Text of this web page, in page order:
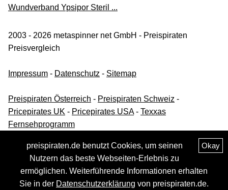
(Werbung, bezahlter Link)
Es-Kompressen steril 7,5x7,5 cm 8fach 17fädig 5X2 St
Beraterapotheke
Zum Shop
(Werbung, bezahlter Link)
ES Kompressen steril 7,5 x 7,5 cm 8fach 17fädig
2,99 €*
Versand ab 3,49 €
volksversand.de
Wundverband Ypsipor Steril ...
2003 - 2026 metaspinner net GmbH - Preispiraten
Preisvergleich
Impressum - Datenschutz - Sitemap
Preispiraten Österreich - Preispiraten Schweiz -
Pricepirates UK - Pricepirates USA- Texxas
Fernsehprogramm
Okay
preispiraten.de benutzt Cookies, um seinen
Nutzern das beste Webseiten-Erlebnis zu
ermöglichen. Weiterführende Informationen erhalten
Sie in der Datenschutzerklärung von preispiraten.de.